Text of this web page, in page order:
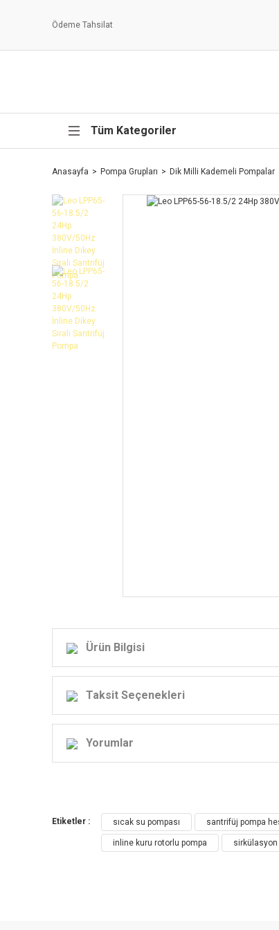
Ödeme Tahsilat
Tüm Kategoriler
Anasayfa Pompa Grupları Dik Milli Kademeli Pompalar
Ürün Bilgisi
Pompa LPP- Dikey Sıralı
Taksit Seçenekleri
Yorumlar
Etiketler : sıcak su pompası santrifüj pompa
inline kuru rotorlu pompa